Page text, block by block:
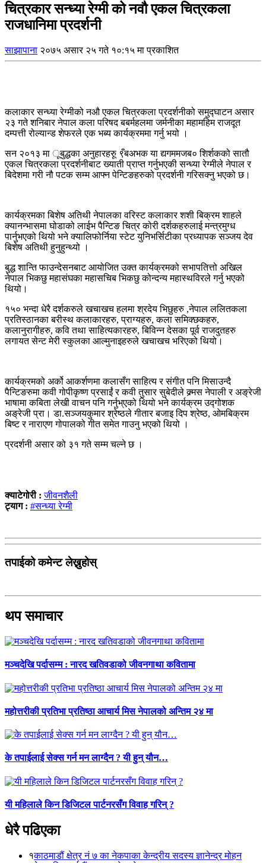
चित्रकार सन्ध्या रेग्मी को नवौ एकल चित्रकला
राजधानिमा प्रदर्शनी
साझापाना २०७५ असार २५ गते १०:१५ मा प्रकाशित
कलाकार सन्ध्या रेग्मीको नऔ एकल चित्रकला प्रदर्शनीको समुद्घाटन असार
२३ गते शनिबार नेपाल कला परिषद बबर्महलमा जर्मनीका महामहिम राजदूत
दम्पत्ती रोल्यान्ड शेफरले एक भब्य कार्यक्रममा गर्नु भयो ।
सन २०१३ मा ूबुद्धका अनुहारहरुू ९ँबअभक या द्यगममजब० शिर्शकको सातौ
एकल चित्रकला प्रदर्शनीबाट ख्याती प्राप्त गर्नुभएकी सन्ध्या रेग्मीले नेपाल र
बिदेशमा गरी नौ पटक सम्म आफ्न पेन्टिङहरुको प्रदर्शनी गरिसक्नु भएको छ।
कार्यक्रमका बिशेष अतिथी नेपालका वरिस्ट कलाकार शशी बिक्रम शाहले
क्यानन्भासमा घोडाको लाईभ पैन्टिङ चित्र कोरी दर्शकहरुलाई मन्त्रमुग्ध
पार्नुभएको थियो भने क्यालिफोर्निया स्टेट युनिभर्सिटीका प्रध्यापक सञ्जय देव
बिशेष अतिथी हुनुहुन्थ्यो ।
बुद्ध शान्ति फाउन्देसनबाट आयोजित उक्त कार्यक्रमको सभापतित्तो अखिल
नेपाल भिकछु महासंघका महासचिब भिकछु कोन्दन्य महास्थविरले गर्नु भएको
थियो।
१५० भन्दा धेरै दर्शकरुले खचाखच हलमा श्रदेय भिछुहरु ,नेपाल ललितकला
प्रतिस्ठानका बरीस्थ कलाकारहरु, प्राग्यहरु, कला समिक्छकहरु,
कलानुरागीहरु, कवि तथा साहित्यकारहरु, बिविन्न देसका पूर्व राजदुतहरु
लगायत सेन्ट मेरी स्कुलका आल्मुनाइहरुले खचाखच भरिएको थियो।
कार्यक्रमको अर्को आकर्शणमा कलासँग साहित्य र संगीत पनि मिसाउन्दै
पैन्टिङरुमा कवी गोपीकृष्ण प्रसाईं र कवी तुसार सुबेदीले क्र्मस नेपाली र अङ्रेजी
भाषामा कबिता लेखी वाचन पनि गर्नुभ्एको थियो भने कार्यक्रम उद्गोशक
अङ्रेजी प्रा। डा.सञ्जयकुमार श्रेष्ठले गीतार बजाइ दिप श्रेष्ठ, ओमबिक्रम
बिष्ट र नाराएण गोपालको गीत समेत गाउनु भएको थियो ।
प्रदर्शनी असार को ३१ गते सम्म चल्ने छ ।
क्याटेगोरी :जीवनशैली
ट्याग : #सन्ध्या रेग्मी
तपाईको कमेन्ट लेख्नुहोस्
थप समाचार
मञ्चदेखि पर्दासम्म : नारद खतिवडाको जीवनगाथा कवितामा
महोत्तरीकी प्रतिभा प्रतिष्ठा आचार्य मिस नेपालको अन्तिम २४ मा
के तपाईलाई सेक्स गर्न मन लाग्दैन ? यी हुन् यौन…
यी महिलाले किन डिजिटल पार्टनरसँग विवाह गरिन् ?
धेरै पढिएका
१काठमाडौं क्षेत्र नं ७ का नेकपाका केन्द्रीय सदस्य ज्ञानेन्द्र मोहन